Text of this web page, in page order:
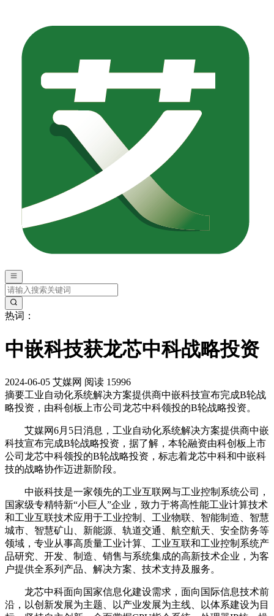
热词：
中嵌科技获龙芯中科战略投资
2024-06-05 艾媒网 阅读 15996
摘要工业自动化系统解决方案提供商中嵌科技宣布完成B轮战
略投资，由科创板上市公司龙芯中科领投的B轮战略投资。
艾媒网6月5日消息，工业自动化系统解决方案提供商中嵌
科技宣布完成B轮战略投资，据了解，本轮融资由科创板上市
公司龙芯中科领投的B轮战略投资，标志着龙芯中科和中嵌科
技的战略协作迈进新阶段。
中嵌科技是一家领先的工业互联网与工业控制系统公司，
国家级专精特新“小巨人”企业，致力于将高性能工业计算技术
和工业互联技术应用于工业控制、工业物联、智能制造、智慧
城市、智慧矿山、新能源、轨道交通、航空航天、安全防务等
领域，专业从事高质量工业计算、工业互联和工业控制系统产
品研究、开发、制造、销售与系统集成的高新技术企业，为客
户提供全系列产品、解决方案、技术支持及服务。
龙芯中科面向国家信息化建设需求，面向国际信息技术前
沿，以创新发展为主题、以产业发展为主线、以体系建设为目